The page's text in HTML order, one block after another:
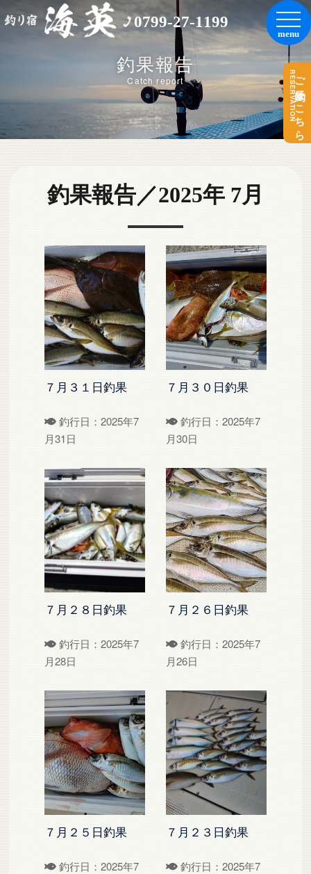
0799-27-1199
ご予約はこちら
RESERVATION
釣果報告
Catch report
釣果報告／2025年 7月
７月３１日釣果
釣行日：2025年7
月31日
７月３０日釣果
釣行日：2025年7
月30日
７月２８日釣果
釣行日：2025年7
月28日
７月２６日釣果
釣行日：2025年7
月26日
７月２５日釣果
釣行日：2025年7
７月２３日釣果
釣行日：2025年7